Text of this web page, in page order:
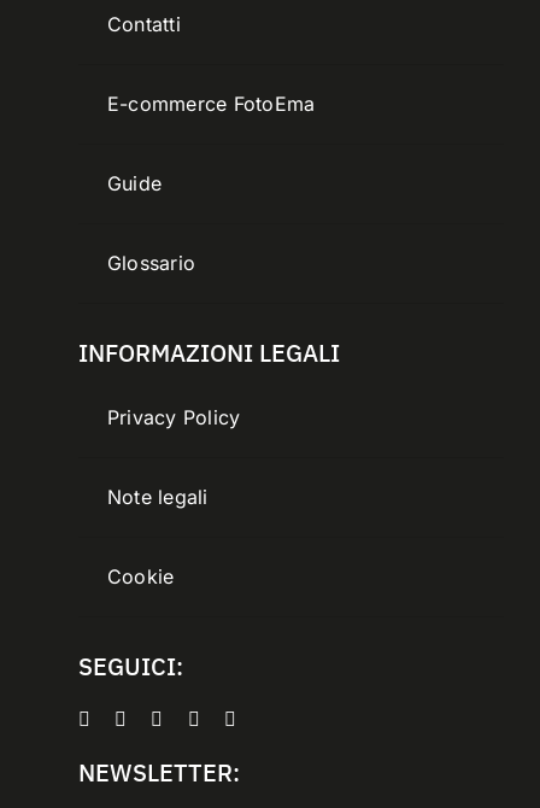
Contatti
E-commerce FotoEma
Guide
Glossario
INFORMAZIONI LEGALI
Privacy Policy
Note legali
Cookie
SEGUICI:
NEWSLETTER: